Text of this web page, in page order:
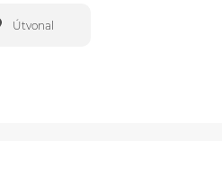
Útvonal